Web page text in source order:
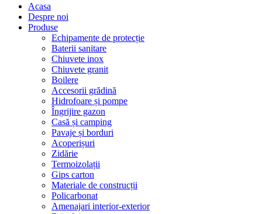
Acasa
Despre noi
Produse
Echipamente de protecție
Baterii sanitare
Chiuvete inox
Chiuvete granit
Boilere
Accesorii grădină
Hidrofoare și pompe
Îngrijire gazon
Casă și camping
Pavaje și borduri
Acoperișuri
Zidărie
Termoizolații
Gips carton
Materiale de construcții
Policarbonat
Amenajari interior-exterior